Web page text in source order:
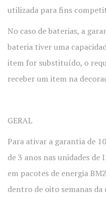
utilizada para fins
No caso de baterias, a
bateria tiver uma
item for substituído, o
receber um item na
GERAL
Para ativar a garantia de
de 3 anos nas unidades
em pacotes de energia
dentro de oito semanas